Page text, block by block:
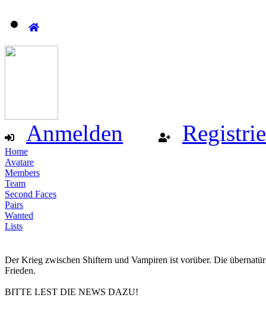
Anmelden
Home
Avatare
Members
Team
Second Faces
Pairs
Wanted
Lists
Der Krieg zwischen Shiftern und Vampiren ist vorüber. Die
Frieden.
BITTE LEST DIE NEWS DAZU!